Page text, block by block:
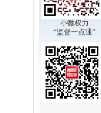
小微权力
“监督一点通”